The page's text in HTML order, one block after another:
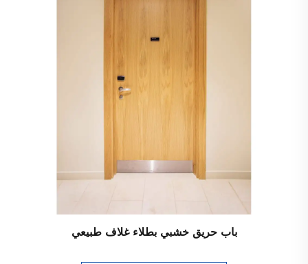
باب حريق خشبي بطلاء غلاف طبيعي